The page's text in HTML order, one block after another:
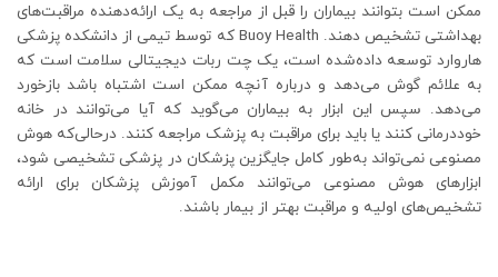
ممکن است بتوانند بیماران را قبل از مراجعه به یک ارائه‌دهنده مراقبت‌های
بهداشتی تشخیص دهند. Buoy Health که توسط تیمی از دانشکده پزشکی
هاروارد توسعه داده‌شده است، یک چت ربات دیجیتالی سلامت است که
به علائم گوش می‌دهد و درباره آنچه ممکن است اشتباه باشد بازخورد
می‌دهد. سپس این ابزار به بیماران می‌گوید که آیا می‌توانند در خانه
خوددرمانی کنند یا باید برای مراقبت به پزشک مراجعه کنند. درحالی‌که هوش
مصنوعی نمی‌تواند به‌طور کامل جایگزین پزشکان در پزشکی تشخیصی شود،
ابزارهای هوش مصنوعی می‌توانند مکمل آموزش پزشکان برای ارائه
تشخیص‌های اولیه و مراقبت بهتر از بیمار باشند.